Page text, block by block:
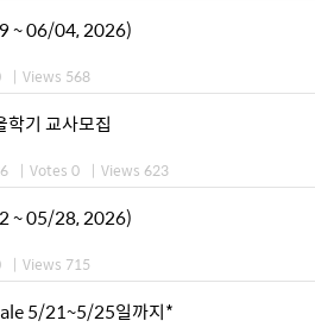
~ 06/04, 2026)
| Views 568
기 교사모집
| Votes 0 | Views 623
~ 05/28, 2026)
| Views 715
5/21~5/25일까지*